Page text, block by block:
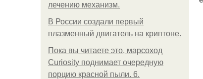
лечению механизм.
В России создали первый
плазменный двигатель на криптоне.
Пока вы читаете это, марсоход
Curiosity поднимает очередную
порцию красной пыли. 6.